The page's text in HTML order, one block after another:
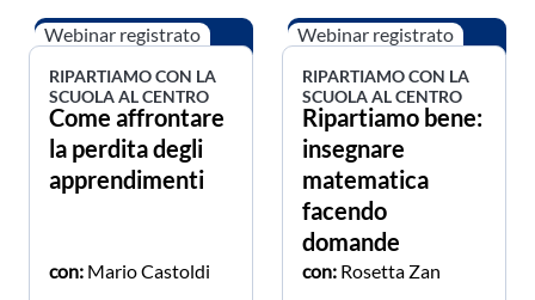
Webinar registrato
RIPARTIAMO CON LA
SCUOLA AL CENTRO
Come affrontare
la perdita degli
apprendimenti
con: Mario Castoldi
Webinar registrato
RIPARTIAMO CON LA
SCUOLA AL CENTRO
Ripartiamo bene:
insegnare
matematica
facendo
domande
con: Rosetta Zan